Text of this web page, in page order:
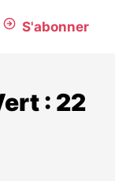
S'abonner
: 22